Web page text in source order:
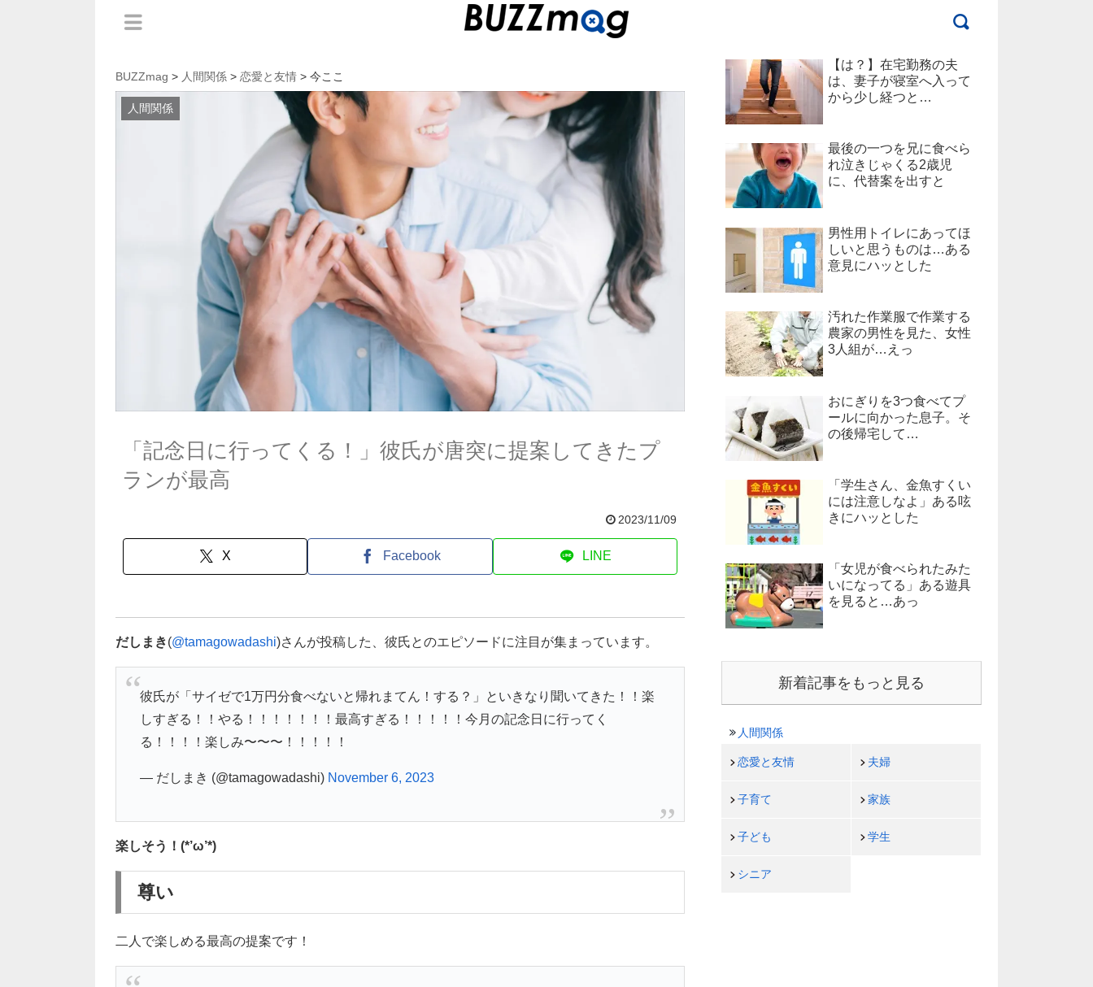
BUZZmag > 人間関係 > 恋愛と友情 > 今ここ
人間関係
「記念日に行ってくる！」彼氏が唐突に提案してきたプ
ランが最高
2023/11/09
X Facebook LINE
だしまき(@tamagowadashi)さんが投稿した、彼氏とのエピソードに注目が集まっています。
彼氏が「サイゼで1万円分食べないと帰れまてん！する？」といきなり聞いてきた！！楽
しすぎる！！やる！！！！！！！最高すぎる！！！！！今月の記念日に行ってく
る！！！！楽しみ〜〜〜！！！！！
— だしまき (@tamagowadashi) November 6, 2023
楽しそう！(*’ω’*)
尊い
二人で楽しめる最高の提案です！
【は？】在宅勤務の夫
は、妻子が寝室へ入って
から少し経つと…
最後の一つを兄に食べら
れ泣きじゃくる2歳児
に、代替案を出すと
男性用トイレにあってほ
しいと思うものは…ある
意見にハッとした
汚れた作業服で作業する
農家の男性を見た、女性
3人組が…えっ
おにぎりを3つ食べてプ
ールに向かった息子。そ
の後帰宅して…
「学生さん、金魚すくい
には注意しなよ」ある呟
きにハッとした
「女児が食べられたみた
いになってる」ある遊具
を見ると…あっ
新着記事をもっと見る
人間関係
恋愛と友情 夫婦
子育て 家族
子ども 学生
シニア